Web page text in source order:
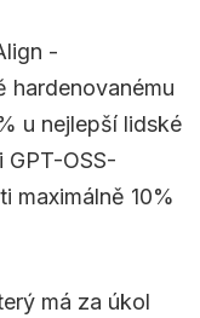
-
hardenovanému
u nejlepší lidské
OSS-
maximálně 10%
má za úkol